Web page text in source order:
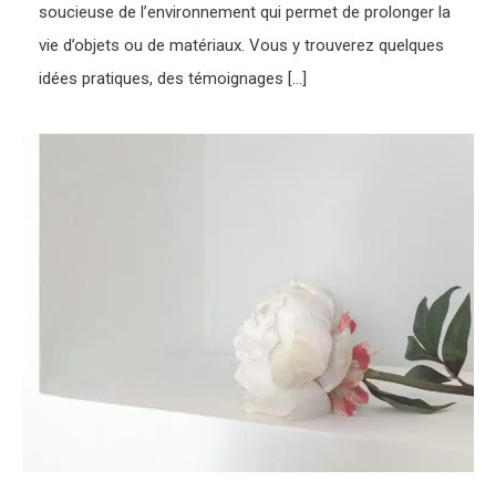
soucieuse de l’environnement qui permet de prolonger la
vie d’objets ou de matériaux. Vous y trouverez quelques
idées pratiques, des témoignages […]